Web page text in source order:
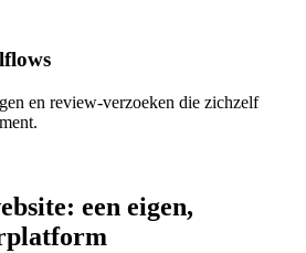
en review-verzoeken die zichzelf
een eigen,